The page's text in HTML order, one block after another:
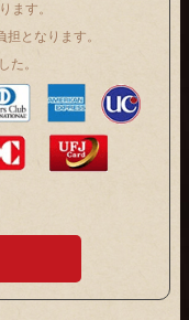
ます。
となります。
た。